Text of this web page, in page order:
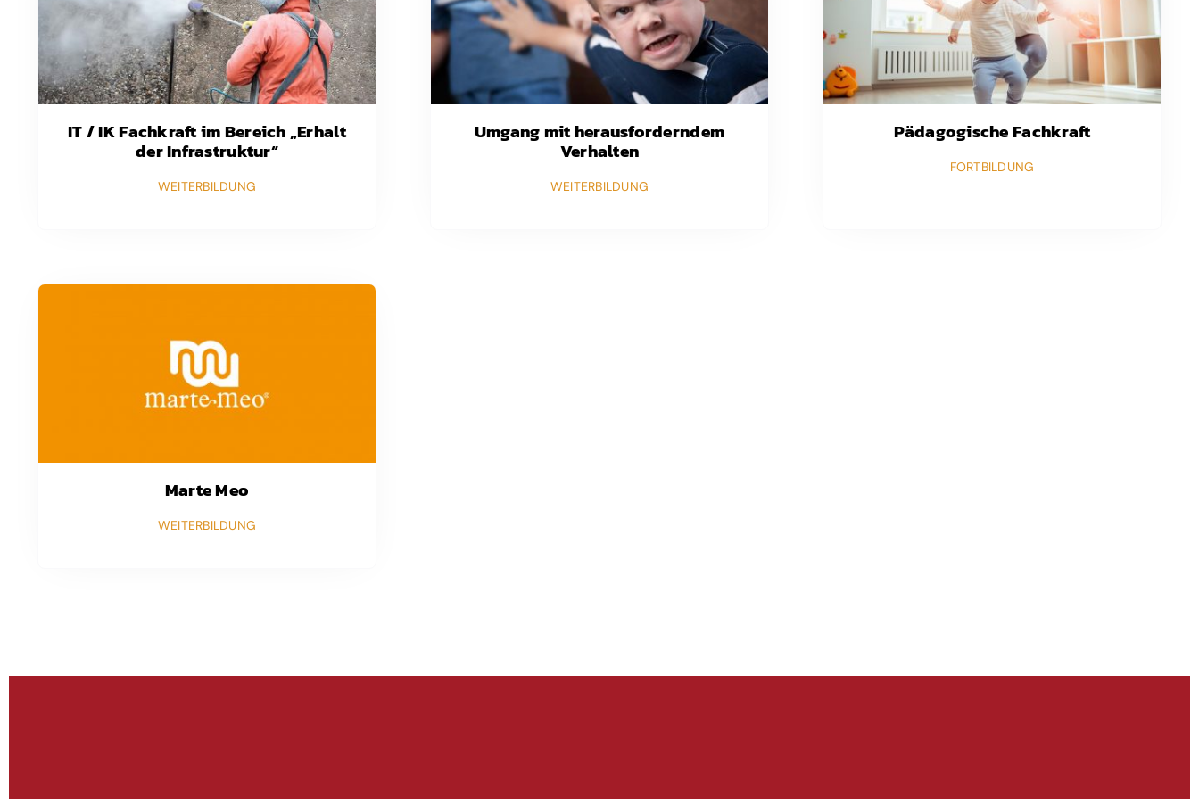
IT / IK Fachkraft im Bereich „Erhalt
der Infrastruktur“
WEITERBILDUNG
Umgang mit herausforderndem
Verhalten
WEITERBILDUNG
Pädagogische Fachkraft
FORTBILDUNG
Marte Meo
WEITERBILDUNG